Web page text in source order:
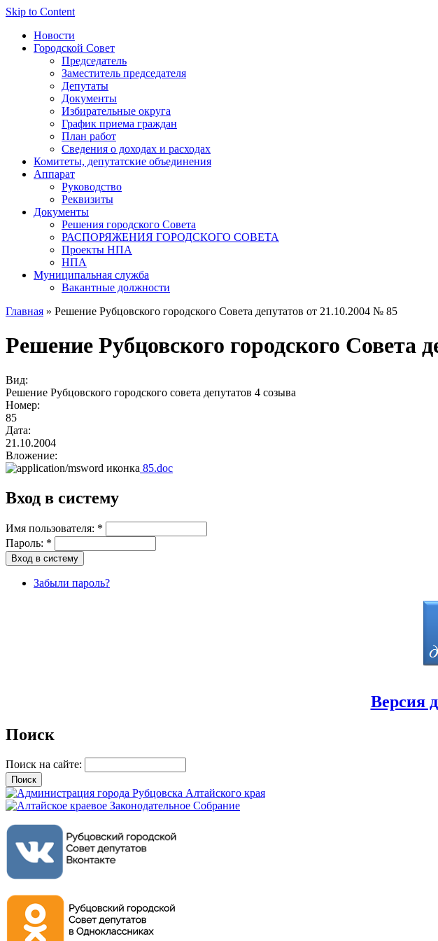
Skip to Content
Новости
Городской Совет
Председатель
Заместитель председателя
Депутаты
Документы
Избирательные округа
График приема граждан
План работ
Сведения о доходах и расходах
Комитеты, депутатские объединения
Аппарат
Руководство
Реквизиты
Документы
Решения городского Совета
РАСПОРЯЖЕНИЯ ГОРОДСКОГО СОВЕТА
Проекты НПА
НПА
Муниципальная служба
Вакантные должности
Главная » Решение Рубцовского городского Совета депутатов от 21.10.2004 № 85
Решение Рубцовского городского Совета
Вид:
Решение Рубцовского городского совета депутатов 4 созыва
Номер:
85
Дата:
21.10.2004
Вложение:
85.doc
Вход в систему
Имя пользователя: *
Пароль: *
Забыли пароль?
Версия
Поиск
Поиск на сайте: